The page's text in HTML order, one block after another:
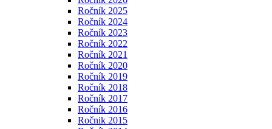
Ročník 2025
Ročník 2024
Ročník 2023
Ročník 2022
Ročník 2021
Ročník 2020
Ročník 2019
Ročník 2018
Ročník 2017
Ročník 2016
Ročnik 2015